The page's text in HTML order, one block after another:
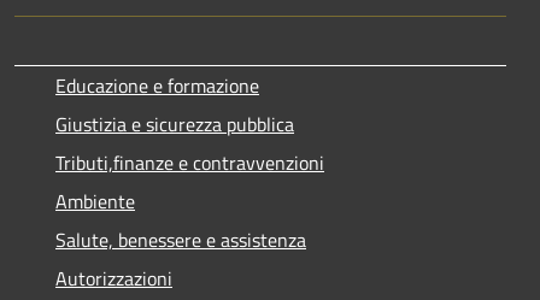
Educazione e formazione
Giustizia e sicurezza pubblica
Tributi,finanze e contravvenzioni
Ambiente
Salute, benessere e assistenza
Autorizzazioni